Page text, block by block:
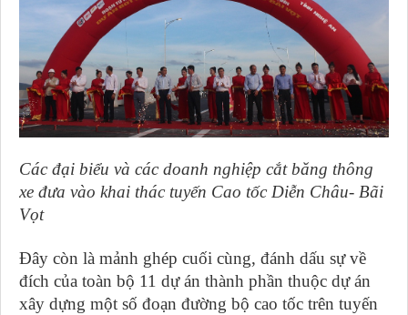
Các đại biểu và các doanh nghiệp cắt băng thông
xe đưa vào khai thác tuyến Cao tốc Diễn Châu- Bãi
Vọt
Đây còn là mảnh ghép cuối cùng, đánh dấu sự về
đích của toàn bộ 11 dự án thành phần thuộc dự án
xây dựng một số đoạn đường bộ cao tốc trên tuyến